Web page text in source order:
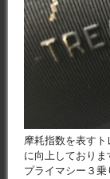
摩耗指数を表す
に向上しておりま
プライマシー３乗